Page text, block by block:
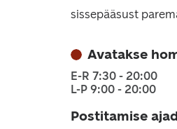
sissepääsust
Avatakse
E-R 7:30 - 20:00
L-P 9:00 - 20:00
Postitamise ajad